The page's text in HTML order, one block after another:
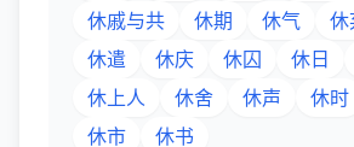
休戚与共
休期 休气 休
休遣
休庆 休囚 休日
休上人
休舍 休声 休时
休市
休书